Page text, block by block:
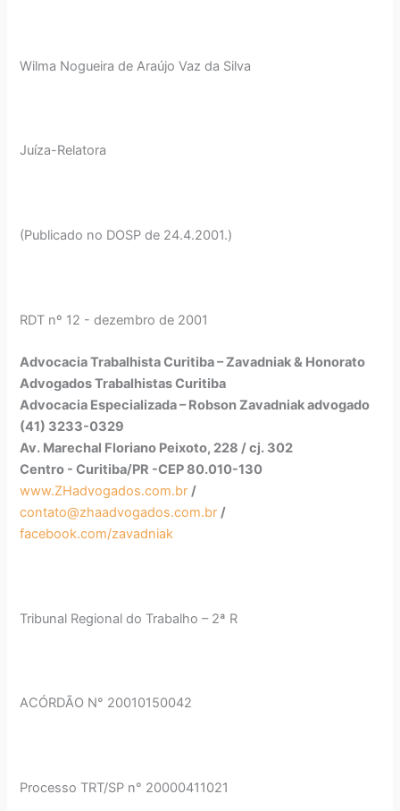
Wilma Nogueira de Araújo Vaz da Silva
Juíza-Relatora
(Publicado no DOSP de 24.4.2001.)
RDT nº 12 - dezembro de 2001
Advocacia Trabalhista Curitiba – Zavadniak & Honorato
Advogados Trabalhistas Curitiba
Advocacia Especializada – Robson Zavadniak advogado
(41) 3233-0329
Av. Marechal Floriano Peixoto, 228 / cj. 302
Centro - Curitiba/PR -CEP 80.010-130
www.ZHadvogados.com.br /
contato@zhaadvogados.com.br /
facebook.com/zavadniak
Tribunal Regional do Trabalho – 2ª R
ACÓRDÃO N° 20010150042
Processo TRT/SP n° 20000411021